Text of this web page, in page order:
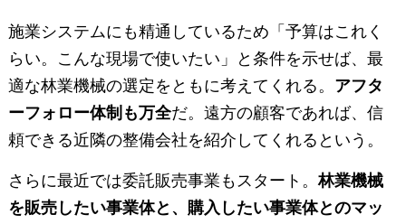
施業システムにも精通しているため「予算はこれく
らい。こんな現場で使いたい」と条件を示せば、最
適な林業機械の選定をともに考えてくれる。 アフタ
ーフォロー体制も万全だ。遠方の顧客であれば、信
頼できる近隣の整備会社を紹介してくれるという。
さらに最近では委託販売事業もスタート。林業機械
を販売したい事業体と、購入したい事業体とのマッ